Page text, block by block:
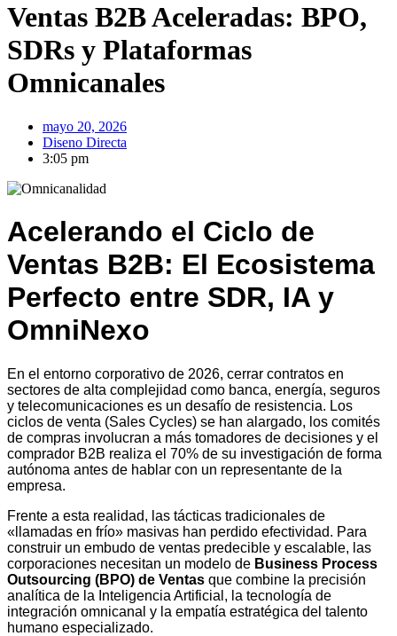
Ventas B2B Aceleradas: BPO,
SDRs y Plataformas
Omnicanales
mayo 20, 2026
Diseno Directa
3:05 pm
Acelerando el Ciclo de
Ventas B2B: El Ecosistema
Perfecto entre SDR, IA y
OmniNexo
En el entorno corporativo de 2026, cerrar contratos en
sectores de alta complejidad como banca, energía, seguros
y telecomunicaciones es un desafío de resistencia. Los
ciclos de venta (Sales Cycles) se han alargado, los comités
de compras involucran a más tomadores de decisiones y el
comprador B2B realiza el 70% de su investigación de forma
autónoma antes de hablar con un representante de la
empresa.
Frente a esta realidad, las tácticas tradicionales de
«llamadas en frío» masivas han perdido efectividad. Para
construir un embudo de ventas predecible y escalable, las
corporaciones necesitan un modelo de Business Process
Outsourcing (BPO) de Ventas que combine la precisión
analítica de la Inteligencia Artificial, la tecnología de
integración omnicanal y la empatía estratégica del talento
humano especializado.